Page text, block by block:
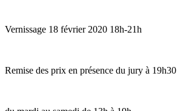
Vernissage 18 février 2020 18h-21h
Remise des prix en présence du jury à 19h30